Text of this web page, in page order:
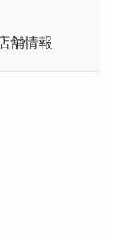
舗情報